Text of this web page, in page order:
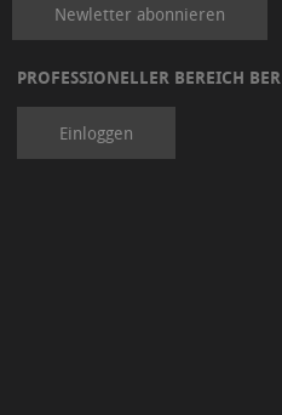
Newletter abonnieren
PROFESSIONELLER BEREICH BER
Einloggen